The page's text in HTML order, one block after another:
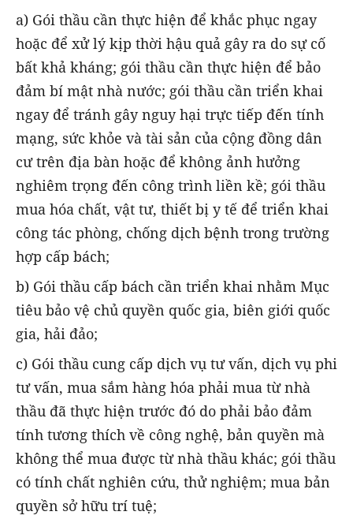
a) Gói thầu cần thực hiện để khắc phục ngay
hoặc để xử lý kịp thời hậu quả gây ra do sự cố
bất khả kháng; gói thầu cần thực hiện để bảo
đảm bí mật nhà nước; gói thầu cần triển khai
ngay để tránh gây nguy hại trực tiếp đến tính
mạng, sức khỏe và tài sản của cộng đồng dân
cư trên địa bàn hoặc để không ảnh hưởng
nghiêm trọng đến công trình liền kề; gói thầu
mua hóa chất, vật tư, thiết bị y tế để triển khai
công tác phòng, chống dịch bệnh trong trường
hợp cấp bách;
b) Gói thầu cấp bách cần triển khai nhằm Mục
tiêu bảo vệ chủ quyền quốc gia, biên giới quốc
gia, hải đảo;
c) Gói thầu cung cấp dịch vụ tư vấn, dịch vụ phi
tư vấn, mua sắm hàng hóa phải mua từ nhà
thầu đã thực hiện trước đó do phải bảo đảm
tính tương thích về công nghệ, bản quyền mà
không thể mua được từ nhà thầu khác; gói thầu
có tính chất nghiên cứu, thử nghiệm; mua bản
quyền sở hữu trí tuệ;